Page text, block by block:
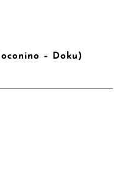
– Doku)